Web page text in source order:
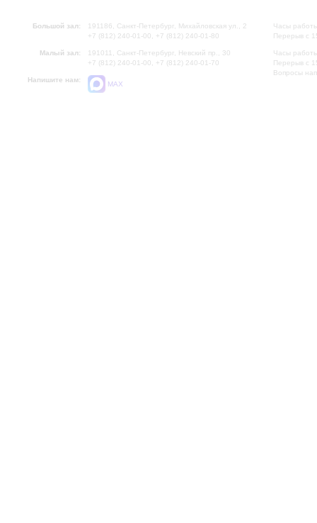
Большой зал:
191186, Санкт-Петербург, Михайловская ул., 2
+7 (812) 240-01-00, +7 (812) 240-01-80
Малый зал:
191011, Санкт-Петербург, Невский пр., 30
+7 (812) 240-01-00, +7 (812) 240-01-70
Напишите нам:
MAX
Часы
Перерыв с
Часы
Перерыв с
Вопросы